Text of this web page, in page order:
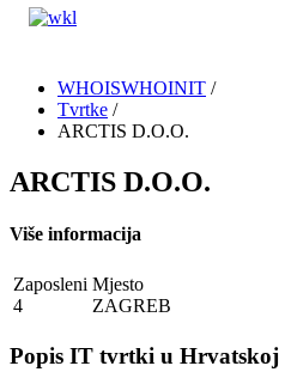
WHOISWHOINIT /
Tvrtke /
ARCTIS D.O.O.
ARCTIS D.O.O.
Više informacija
Zaposleni
4
Mjesto
ZAGREB
Popis IT tvrtki u Hrvatskoj